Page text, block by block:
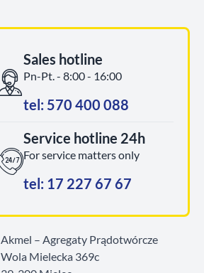
Sales hotline
Pn-Pt. - 8:00 - 16:00
tel: 570 400 088
Service hotline 24h
For service matters only
tel: 17 227 67 67
Akmel – Agregaty Prądotwórcze
Wola Mielecka 369c